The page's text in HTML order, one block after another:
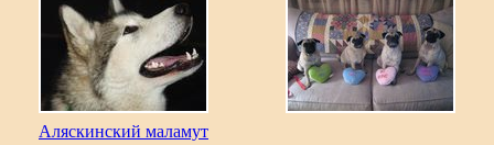
Аляскинский маламут